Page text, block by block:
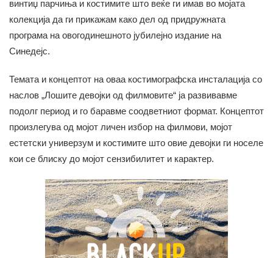
винтиџ парчиња и костимите што веќе ги имав во мојата
колекција да ги прикажам како дел од придружната
програма на овогодинешното јубилејно издание на
Синедејс.
Темата и концептот на оваа костимографска инсталација со
наслов „Лошите девојки од филмовите“ ја развивавме
подолг период и го баравме соодветниот формат. Концептот
произлегува од мојот личен избор на филмови, мојот
естетски универзум и костимите што овие девојки ги носеле
кои се блиску до мојот сензибилитет и карактер.